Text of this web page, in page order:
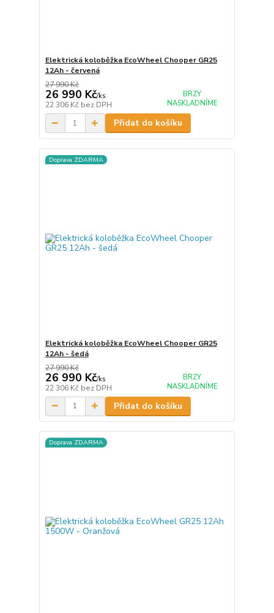
Elektrická koloběžka EcoWheel Chooper GR25
12Ah - červená
27 990 Kč
26 990 Kč/ks
22 306 Kč bez DPH
BRZY
NASKLADNÍME
Přidat do košíku
Doprava ZDARMA
Elektrická koloběžka EcoWheel Chooper GR25
12Ah - šedá
27 990 Kč
26 990 Kč/ks
22 306 Kč bez DPH
BRZY
NASKLADNÍME
Přidat do košíku
Doprava ZDARMA